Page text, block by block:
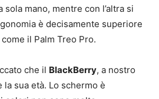
mano, mentre con l’altra si
è decisamente superiore
il Palm Treo Pro.
che il BlackBerry, a nostro
sua età. Lo schermo è